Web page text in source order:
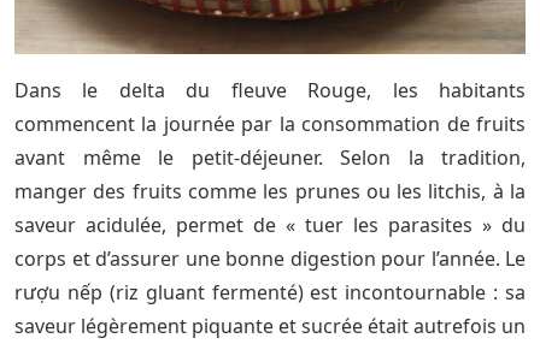
Dans le delta du fleuve Rouge, les habitants
commencent la journée par la consommation de fruits
avant même le petit-déjeuner. Selon la tradition,
manger des fruits comme les prunes ou les litchis, à la
saveur acidulée, permet de « tuer les parasites » du
corps et d’assurer une bonne digestion pour l’année. Le
rượu nếp (riz gluant fermenté) est incontournable : sa
saveur légèrement piquante et sucrée était autrefois un